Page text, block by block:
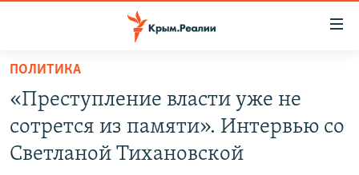
Вернуться
основному
содержанию
Вернутся
СПЕЦПРОЕКТЫ
ВОДА
ПОЛИТИКА
«Преступление власти уже не
сотрется из памяти». Интервью со
Светланой Тихановской